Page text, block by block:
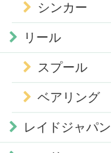
シンカー
リール
スプール
ベアリング
レイドジャパン